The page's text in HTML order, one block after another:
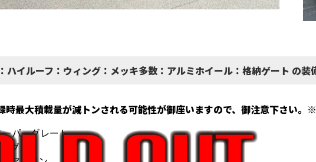
ハイルーフ：ウィング：メッキ多数：アルミホイール：格納ゲート の装
最大積載量が減トンされる可能性が御座いますので、御注意下さい。※
パーグレート
グ